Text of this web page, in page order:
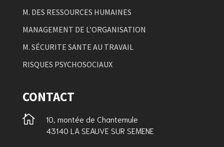
M. DES RESSOURCES HUMAINES
MANAGEMENT DE L’ORGANISATION
M. SÉCURITE SANTE AU TRAVAIL
RISQUES PSYCHOSOCIAUX
CONTACT

10, montée de Chantemule
43140 LA SEAUVE SUR SEMENE